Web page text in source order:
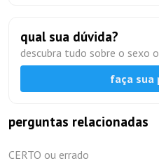
qual sua dúvida?
descubra tudo sobre o sexo
faça sua
perguntas relacionadas
CERTO ou errado